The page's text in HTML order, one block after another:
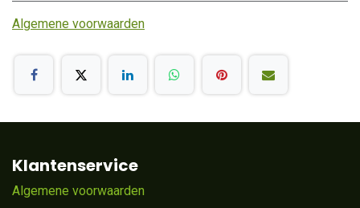
Algemene voorwaarden
Klantenservice
Algemene voorwaarden